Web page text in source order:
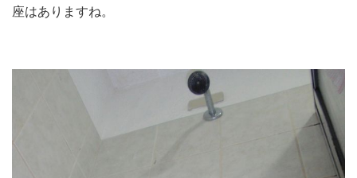
座はありますね。